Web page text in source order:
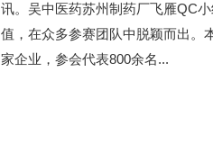
讯。吴中医药苏州制药厂飞雁QC
值，在众多参赛团队中脱颖而出。
家企业，参会代表800余名...